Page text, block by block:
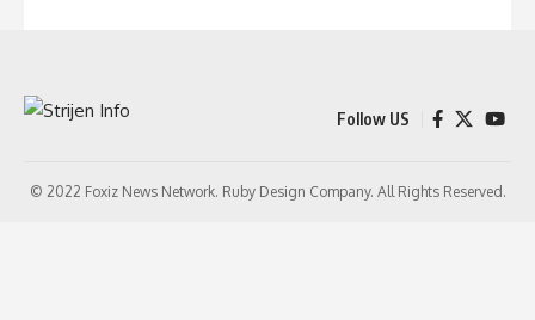
Follow US
© 2022 Foxiz News Network. Ruby Design Company. All Rights Reserved.